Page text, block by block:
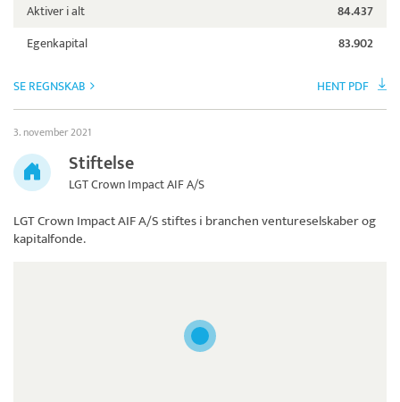
Aktiver i alt
84.437
Egenkapital
83.902
SE REGNSKAB HENT PDF
3. november 2021
Stiftelse
LGT Crown Impact AIF A/S
LGT Crown Impact AIF A/Sstiftes i branchen ventureselskaber og
kapitalfonde.